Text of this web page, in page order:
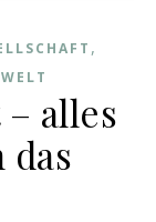
,
alles